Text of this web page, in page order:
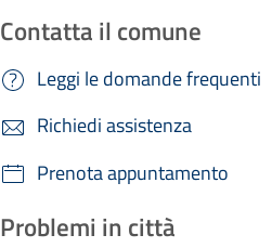
Contatta il comune
Leggi le domande frequenti
Richiedi assistenza
Prenota appuntamento
Problemi in città